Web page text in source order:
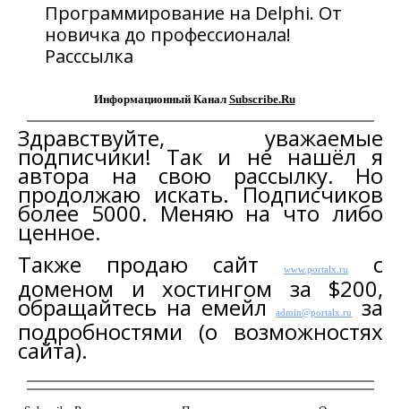
Программирование на Delphi. От
новичка до профессионала!
Расссылка
Информационный Канал Subscribe.Ru
Здравствуйте, уважаемые
подписчики! Так и не нашёл я
автора на свою рассылку. Но
продолжаю искать. Подписчиков
более 5000. Меняю на что либо
ценное.
Также продаю сайт
www.portalx.ru
с
доменом и хостингом за $200,
обращайтесь на емейлadmin@portalx.ru
за
подробностями (о возможностях
сайта).